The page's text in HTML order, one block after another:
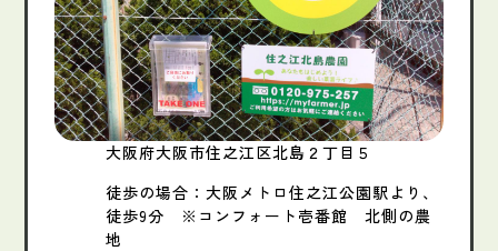
大阪府大阪市住之江区北島２丁目５
徒歩の場合：大阪メトロ住之江公園駅より、
徒歩9分 ※コンフォート壱番館 北側の農
地